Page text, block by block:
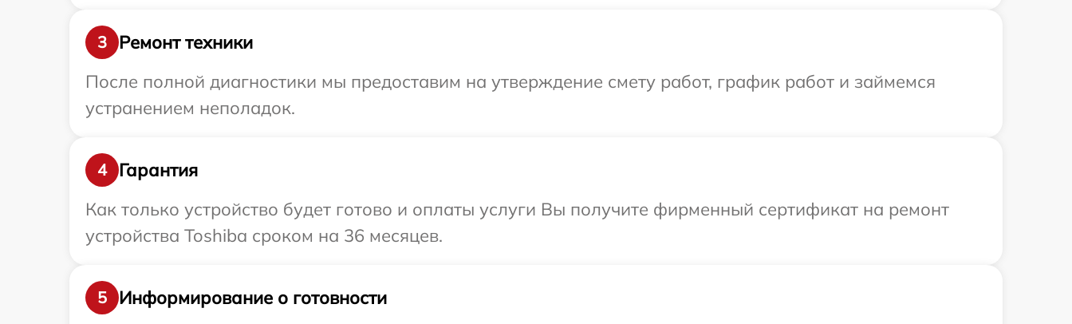
3
Ремонт техники
После полной диагностики мы предоставим на утверждение смету работ, график работ и займемся
устранением неполадок.
4
Гарантия
Как только устройство будет готово и оплаты услуги Вы получите фирменный сертификат на ремонт
устройства Toshiba сроком на 36 месяцев.
5
Информирование о готовности